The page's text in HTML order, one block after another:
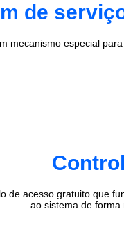
de
mecanismo especial
de acesso gratuito que
ao sistema de forma